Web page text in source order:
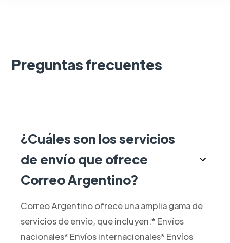
Preguntas frecuentes
¿Cuáles son los servicios
de envío que ofrece
Correo Argentino?
Correo Argentino ofrece una amplia gama de
servicios de envío, que incluyen:* Envíos
nacionales* Envíos internacionales* Envíos